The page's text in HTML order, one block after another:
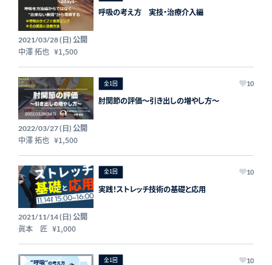
呼吸の考え方 実技・治療介入編
2021/03/28 (日) 公開
中澤 拓也 ¥1,500
全1回 10
肘関節の評価〜引き出しの増やし方〜
2022/03/27 (日) 公開
中澤 拓也 ¥1,500
全1回 10
実践！ストレッチ技術の基礎と応用
2021/11/14 (日) 公開
眞本 匠 ¥1,000
全1回 10